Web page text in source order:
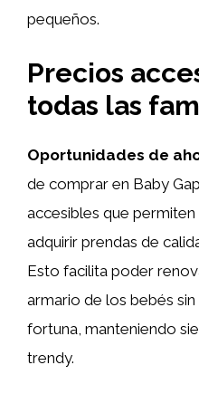
pequeños.
Precios
todas las
Oportunidades de
de comprar en Baby
accesibles que permiten
adquirir prendas de
Esto facilita poder
armario de los bebés
fortuna, manteniendo
trendy.